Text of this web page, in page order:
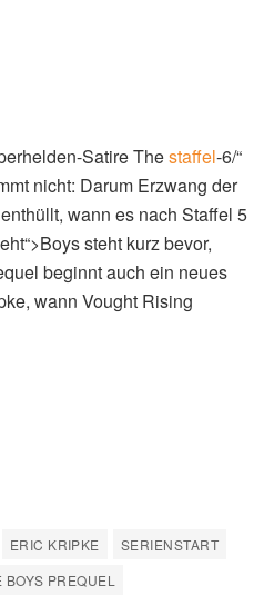
Satire Thestaffel-6/“
nicht: Darum Erzwang der
wann es nach Staffel 5
steht kurz bevor,
beginnt auch ein neues
wann Vought Rising
ERIC KRIPKE
SERIENSTART
BOYS PREQUEL